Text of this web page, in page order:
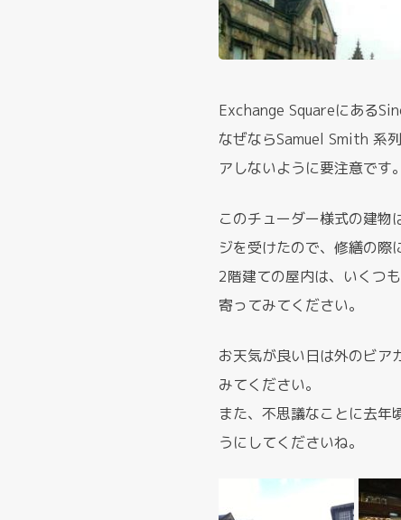
Exchange Squareにある
なぜならSamuel Smith 系
アしないように要注意です
このチューダー様式の建
ジを受けたので、修繕の際
2階建ての屋内は、いくつ
寄ってみてください。
お天気が良い日は外のビア
みてください。
また、不思議なことに去年
うにしてくださいね。